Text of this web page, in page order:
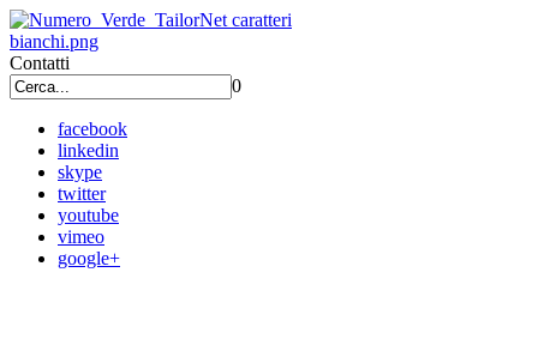
Contatti
0
facebook
linkedin
skype
twitter
youtube
vimeo
google+